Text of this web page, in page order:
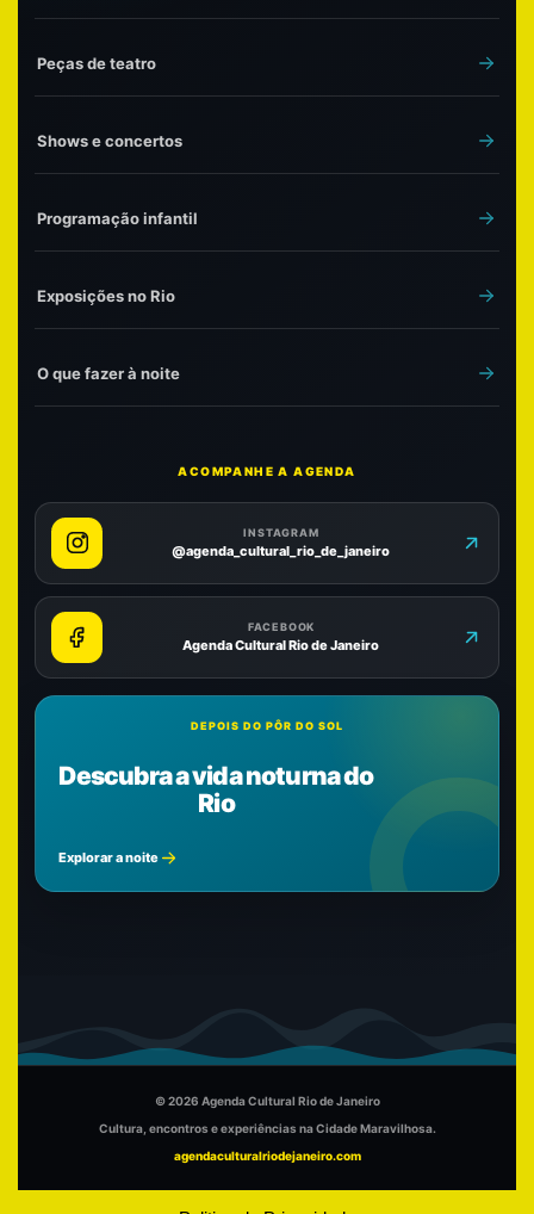
Peças de teatro
Shows e concertos
Programação infantil
Exposições no Rio
O que fazer à noite
ACOMPANHE A AGENDA
INSTAGRAM
@agenda_cultural_rio_de_janeiro
FACEBOOK
Agenda Cultural Rio de Janeiro
DEPOIS DO PÔR DO SOL
Descubra a vida noturna do
Rio
Explorar a noite
© 2026 Agenda Cultural Rio de Janeiro
Cultura, encontros e experiências na Cidade Maravilhosa.
agendaculturalriodejaneiro.com